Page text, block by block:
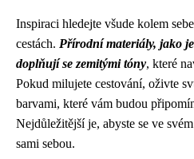
Inspiraci hledejte všude kolem
cestách. Přírodní materiály, jako
doplňují se zemitými tóny, které
Pokud milujete cestování, oživte
barvami, které vám budou
Nejdůležitější je, abyste se ve
sami sebou.